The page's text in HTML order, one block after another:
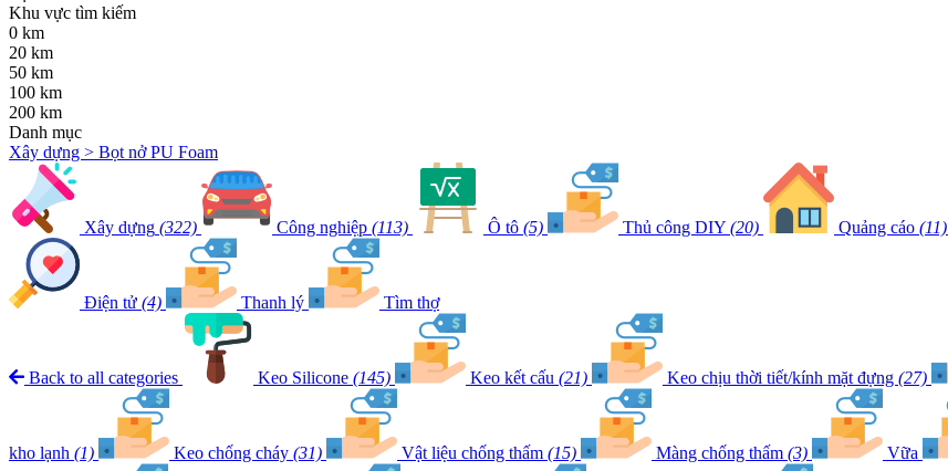
Khu vực tìm kiếm
0 km
20 km
50 km
100 km
200 km
Danh mục
Xây dựng > Bọt nở PU Foam
Xây dựng (322) Công nghiệp (113) Ô tô (5) Thủ công DIY (20) Quảng cáo (11)
Điện tử (4) Thanh lý Tìm thợ
Back to all categories Keo Silicone (145) Keo kết cấu (21) Keo chịu thời tiết/kính mặt đựng (27)
kho lạnh (1) Keo chống cháy (31) Vật liệu chống thấm (15) Màng chống thấm (3) Vữa